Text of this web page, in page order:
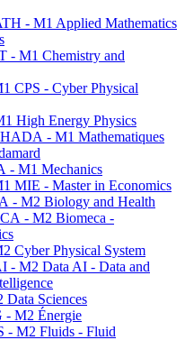
- M1 Applied Mathematics
- M1 Chemistry and
CPS - Cyber Physical
High Energy Physics
- M1 Mathematiques
- M1 Mechanics
MIE - Master in Economics
- M2 Biology and Health
- M2 Biomeca -
Cyber Physical System
- M2 Data AI - Data and
Sciences
- M2 Énergie
- M2 Fluids - Fluid